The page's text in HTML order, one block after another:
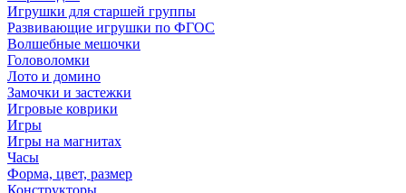
Игрушки для старшей группы
Развивающие игрушки по ФГОС
Волшебные мешочки
Головоломки
Лото и домино
Замочки и застежки
Игровые коврики
Игры
Игры на магнитах
Часы
Форма, цвет, размер
Конструкторы